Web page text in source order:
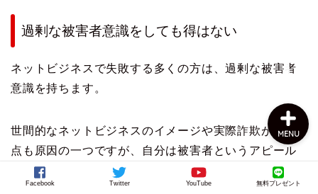
過剰な被害者意識をしても得はない
ネットビジネスで失敗する多くの方は、過剰な被害者
意識を持ちます。
世間的なネットビジネスのイメージや実際詐欺が多い
点も原因の一つですが、自分は被害者というアピール
をする方が非常に多いです。
Facebook Twitter YouTube 無料プレゼント
MENU